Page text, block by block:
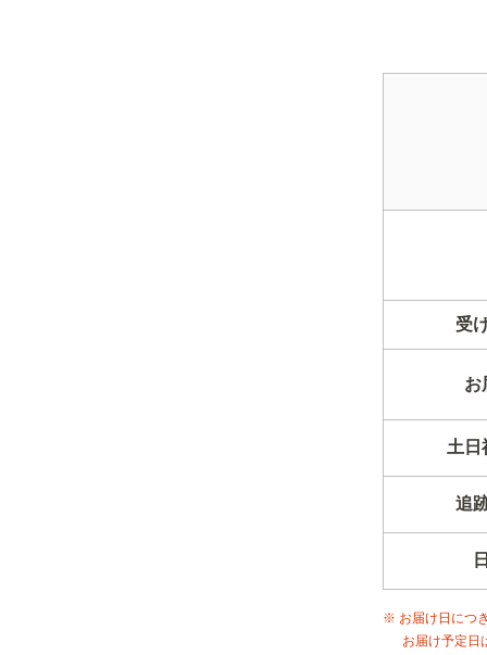
受
お
土日
追
※ お届け日につ
お届け予定日